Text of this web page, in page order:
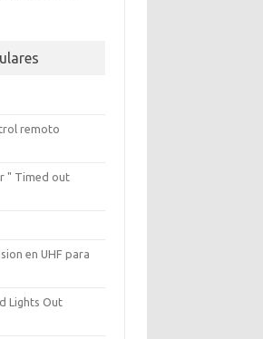
remoto
" Timed out
en UHF para
Lights Out